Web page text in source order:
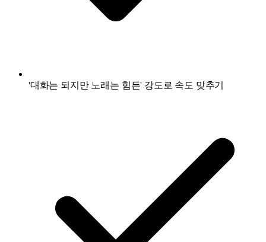
'대화는 되지만 노래는 힘든' 강도로 속도 맞추기